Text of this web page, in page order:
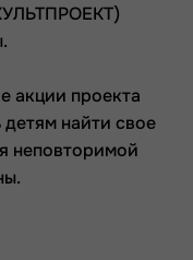
акции проекта
найти свое
неповторимой